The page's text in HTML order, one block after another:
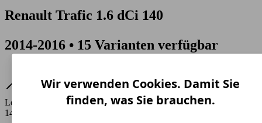
Renault Trafic 1.6 dCi 140
2014-2016 • 15 Varianten verfügbar
Leistung
140 PS
Wir verwenden Cookies. Damit Sie
finden, was Sie brauchen.